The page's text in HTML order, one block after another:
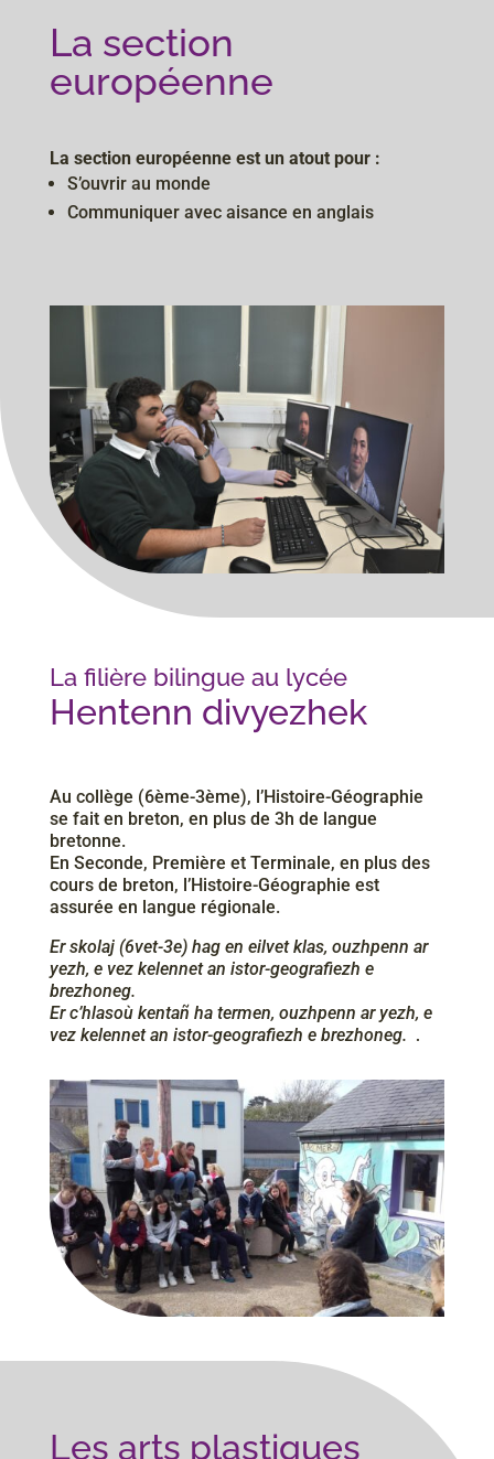
La section
européenne
La section européenne est un atout pour :
S’ouvrir au monde
Communiquer avec aisance en anglais
La filière bilingue au lycée
Hentenn divyezhek
Au collège (6ème-3ème), l’Histoire-Géographie
se fait en breton, en plus de 3h de langue
bretonne.
En Seconde, Première et Terminale, en plus des
cours de breton, l’Histoire-Géographie est
assurée en langue régionale.
Er skolaj (6vet-3e) hag en eilvet klas, ouzhpenn ar
yezh, e vez kelennet an istor-geografiezh e
brezhoneg.
Er c’hlasoù kentañ ha termen, ouzhpenn ar yezh, e
vez kelennet an istor-geografiezh e brezhoneg.
.
Les arts plastiques